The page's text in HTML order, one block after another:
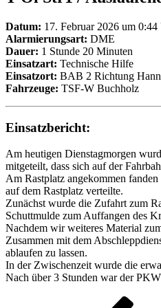
Datum: 17. Februar 2026 um 0:44
Alarmierungsart: DME
Dauer: 1 Stunde 20 Minuten
Einsatzart: Technische Hilfe
Einsatzort: BAB 2 Richtung
Fahrzeuge: TSF-W Buchholz
Einsatzbericht:
Am heutigen Dienstagmorgen
mitgeteilt, dass sich auf der
Am Rastplatz angekommen
auf dem Rastplatz verteilte.
Zunächst wurde die Zufahrt zum
Schuttmulde zum Auffangen des
Nachdem wir weiteres Material
Zusammen mit dem
ablaufen zu lassen.
In der Zwischenzeit wurde die
Nach über 3 Stunden war der